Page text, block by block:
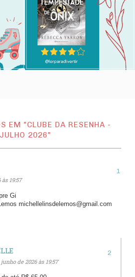
EM "CLUBE DA RESENHA -
JULHO 2026"
19:57
Gi
michellelinsdelemos@gmail.com
de 2026 às 19:57